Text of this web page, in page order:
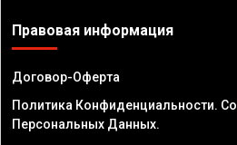
Правовая информация
Договор-Оферта
Политика Конфиденциальности.
Персональных Данных.